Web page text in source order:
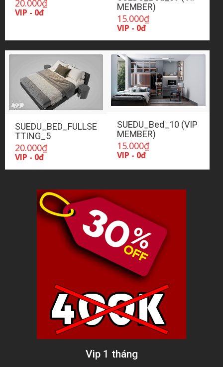
20.000₫
VIP - 0đ
MEMBER)
15.000₫
VIP - 0đ
SUEDU_BED_FULLSE
TTING_5
20.000₫
VIP - 0đ
SUEDU_Bed_10 (VIP
MEMBER)
15.000₫
VIP - 0đ
Vip 1 tháng